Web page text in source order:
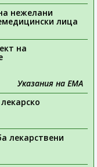
нежелани
лица
на
Указания на ЕМА
лекарствени